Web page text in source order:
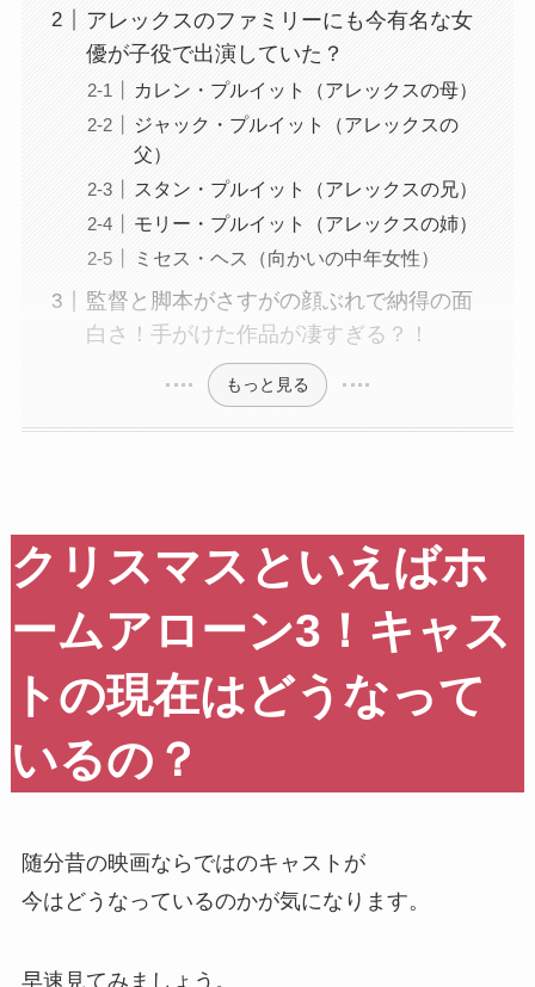
アレックスのファミリーにも今有名な女
優が子役で出演していた？
カレン・プルイット（アレックスの母）
ジャック・プルイット（アレックスの
父）
スタン・プルイット（アレックスの兄）
モリー・プルイット（アレックスの姉）
ミセス・ヘス（向かいの中年女性）
監督と脚本がさすがの顔ぶれで納得の面
白さ！手がけた作品が凄すぎる？！
もっと見る
クリスマスといえばホ
ームアローン3！キャス
トの現在はどうなって
いるの？
随分昔の映画ならではのキャストが
今はどうなっているのかが気になります。
早速見てみましょう。